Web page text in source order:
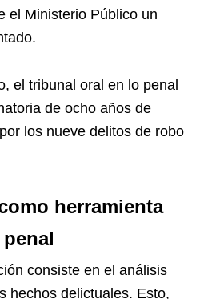
el Ministerio Público un
el tribunal oral en lo penal
de ocho años de
los nueve delitos de robo
herramienta
consiste en el análisis
hechos delictuales. Esto,